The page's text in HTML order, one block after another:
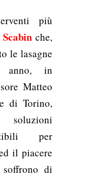
più
che,
le lasagne
anno, in
Matteo
di Torino,
per
il piacere
di